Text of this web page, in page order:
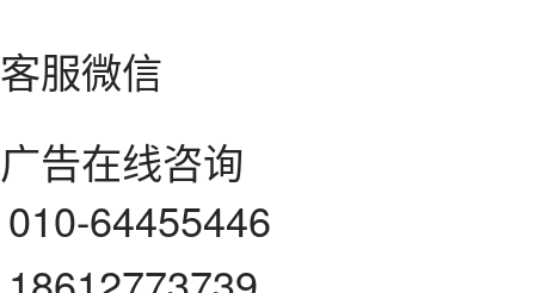
客服微信
广告在线咨询
010-64455446